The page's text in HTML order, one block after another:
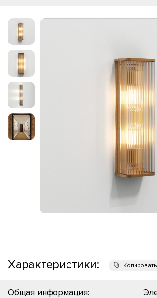
Характеристики: Копировать
Общая информация: